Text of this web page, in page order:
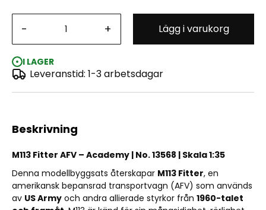
- + Lägg i varukorg
I LAGER
Leveranstid: 1-3 arbetsdagar
M113 Fitter AFV 1:35
Beskrivning
M113 Fitter AFV – Academy | No. 13568 | Skala 1:35
Denna modellbyggsats återskapar M113 Fitter, en
amerikansk bepansrad transportvagn (AFV) som används
av US Army och andra allierade styrkor från 1960-talet